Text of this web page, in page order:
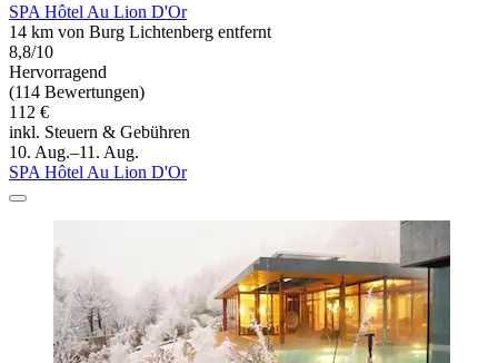
SPA Hôtel Au Lion D'Or
14 km von Burg Lichtenberg entfernt
8,8/10
Hervorragend
(114 Bewertungen)
112 €
inkl. Steuern & Gebühren
10. Aug.–11. Aug.
SPA Hôtel Au Lion D'Or